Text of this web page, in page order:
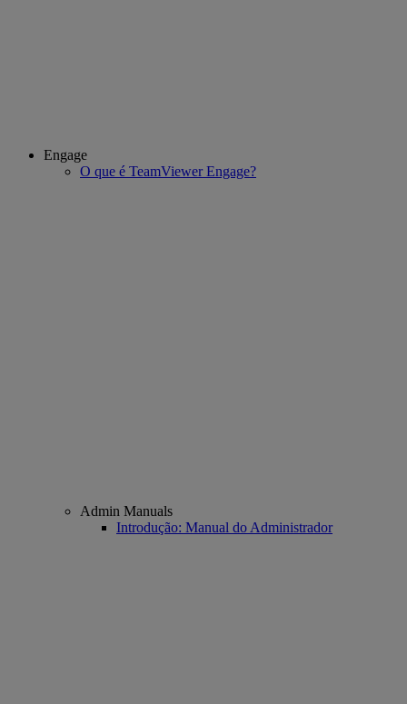
Engage
O que é TeamViewer Engage?
Admin Manuals
Introdução: Manual do Administrador